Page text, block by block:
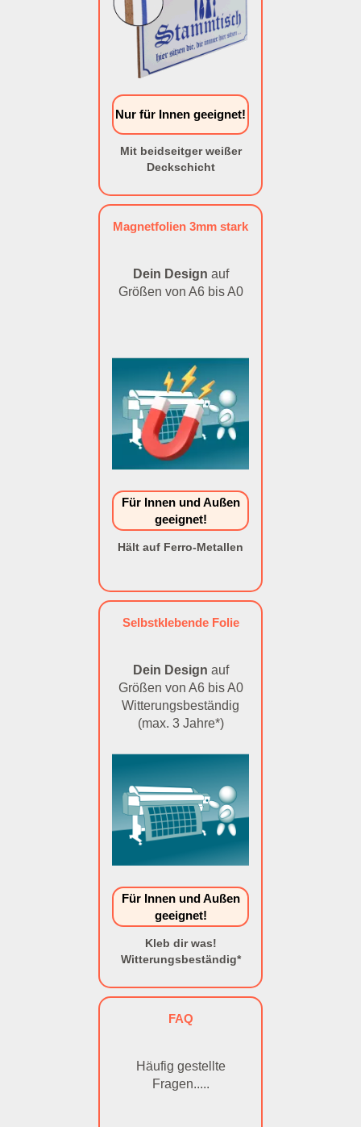
Nur für Innen geeignet!
Mit beidseitger weißer
Deckschicht
Magnetfolien 3mm stark
Dein Design auf
Größen von A6 bis A0
Für Innen und Außen
geeignet!
Hält auf Ferro-Metallen
Selbstklebende Folie
Dein Design auf
Größen von A6 bis A0
Witterungsbeständig
(max. 3 Jahre*)
Für Innen und Außen
geeignet!
Kleb dir was!
Witterungsbeständig*
FAQ
Häufig gestellte
Fragen.....